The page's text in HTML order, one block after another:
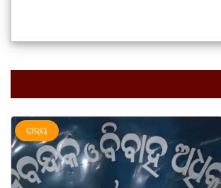
ଅପରାଧ ରାଜ୍ୟ